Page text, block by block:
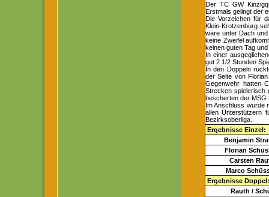
Der TC GW
Erstmals gelingt der
Die Vorzeichen für
Klein-Krotzenburg
wäre unter Dach
keine Zweifel
keinen guten Tag
In einer
gut 2 1/2 Stunden
In den Doppeln
der Seite von
Gegenwehr hatten
Strecken spielerisch
bescherten der MSG
Im Anschluss wurde
allen Unterstützern
Bezirksoberliga.
Ergebnisse Einzel:
Benjamin
Florian
Carsten
Marco
Ergebnisse Doppel:
Rauth /